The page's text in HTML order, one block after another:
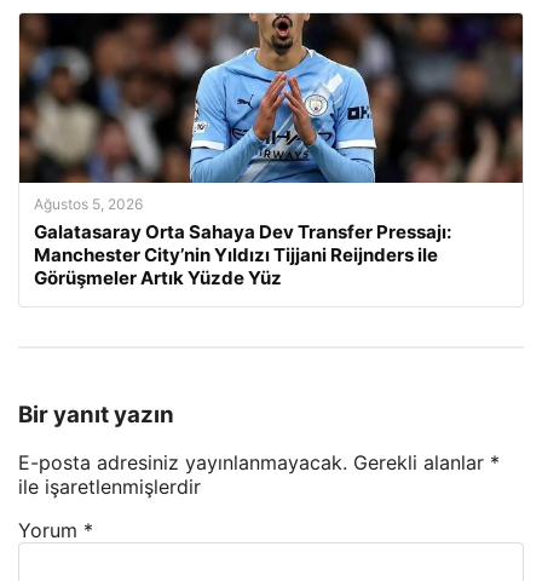
Ağustos 5, 2026
Galatasaray Orta Sahaya Dev Transfer Pressajı:
Manchester City’nin Yıldızı Tijjani Reijnders ile
Görüşmeler Artık Yüzde Yüz
Bir yanıt yazın
E-posta adresiniz yayınlanmayacak. Gerekli alanlar *
ile işaretlenmişlerdir
Yorum *